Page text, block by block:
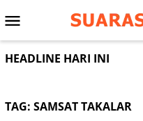
ke
Menu
Mobile
HEADLINE HARI INI
TAG: SAMSAT TAKALAR